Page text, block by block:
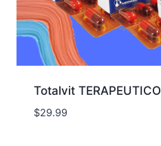
Totalvit
$29.99